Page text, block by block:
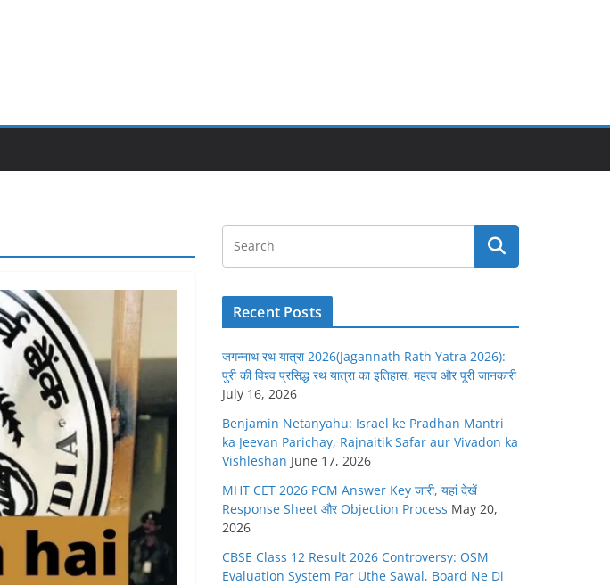
Recent Posts
जगन्नाथ रथ यात्रा 2026(Jagannath Rath Yatra 2026):
पुरी की विश्व प्रसिद्ध रथ यात्रा का इतिहास, महत्व और पूरी जानकारी
July 16, 2026
Benjamin Netanyahu: Israel ke Pradhan Mantri
ka Jeevan Parichay, Rajnaitik Safar aur Vivadon ka
Vishleshan June 17, 2026
MHT CET 2026 PCM Answer Key जारी, यहां देखें
Response Sheet और Objection Process May 20,
2026
CBSE Class 12 Result 2026 Controversy: OSM
Evaluation System Par Uthe Sawal, Board Ne Di